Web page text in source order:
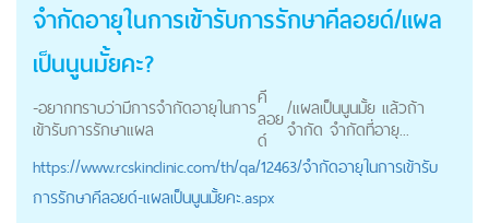
จำกัดอายุในการเข้ารับการรักษาคีลอยด์/แผล
เป็นนูนมั้ยคะ?
-อยากทราบว่ามีการจำกัดอายุในการ
เข้ารับการรักษาแผล
คี
ลอย
ด์
/แผลเป็นนูนมั้ย แล้วถ้า
จำกัด จำกัดที่อายุ...
https://www.rcskinclinic.com/th/qa/12463/จำกัดอายุในการเข้ารับ
การรักษาคีลอยด์-แผลเป็นนูนมั้ยคะ.aspx